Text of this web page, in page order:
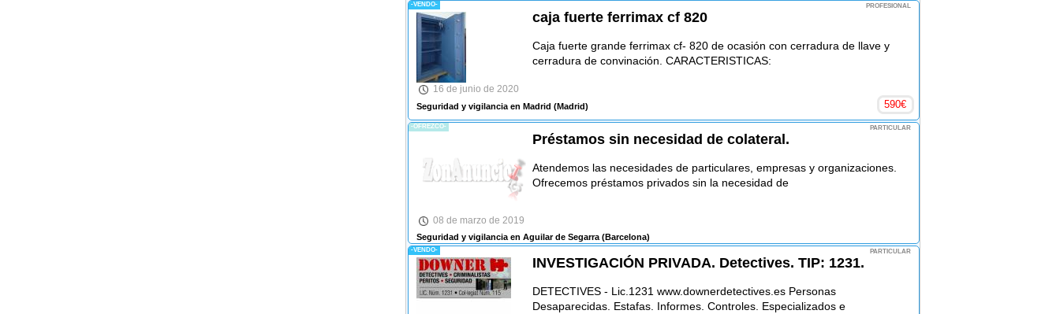
-VENDO- PROFESIONAL
caja fuerte ferrimax cf 820
Caja fuerte grande ferrimax cf- 820 de ocasión con cerradura de llave y
cerradura de convinación. CARACTERISTICAS:
16 de junio de 2020
Seguridad y vigilancia en Madrid (Madrid) 590€
-OFREZCO- PARTICULAR
Préstamos sin necesidad de colateral.
Atendemos las necesidades de particulares, empresas y organizaciones.
Ofrecemos préstamos privados sin la necesidad de
08 de marzo de 2019
Seguridad y vigilancia en Aguilar de Segarra(Barcelona)
-VENDO- PARTICULAR
INVESTIGACIÓN PRIVADA. Detectives. TIP: 1231.
DETECTIVES - Lic.1231 www.downerdetectives.es Personas
Desaparecidas. Estafas. Informes. Controles. Especializados e